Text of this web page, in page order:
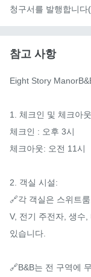
청구서를 발행합니다
참고 사항
Eight Story
1. 체크인 및 체크아
체크인 : 오후 3시
체크아웃: 오전 11시
2. 객실 시설:
🔗각 객실은 스위트
V, 전기 주전자, 생수
있습니다.
🔗B&B는 전 구역에